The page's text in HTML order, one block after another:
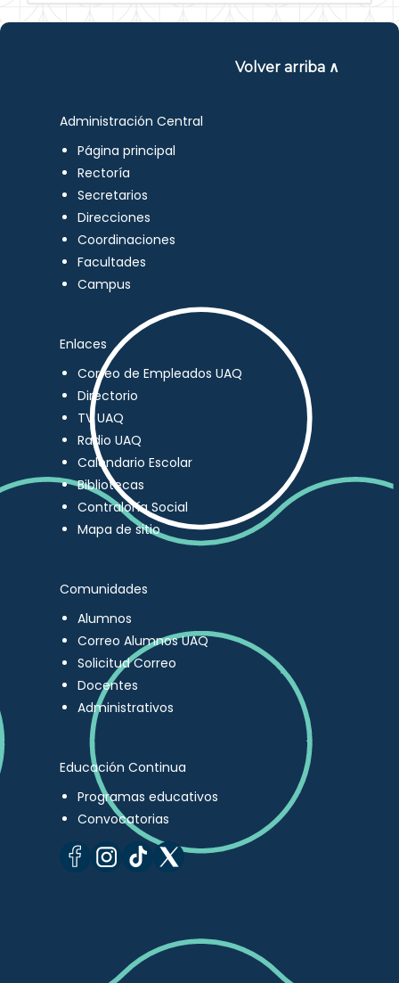
Volver arriba ∧
Administración Central
Página principal
Rectoría
Secretarios
Direcciones
Coordinaciones
Facultades
Campus
Enlaces
Correo de Empleados UAQ
Directorio
TV UAQ
Radio UAQ
Calendario Escolar
Bibliotecas
Contraloría Social
Mapa de sitio
Comunidades
Alumnos
Correo Alumnos UAQ
Solicitud Correo
Docentes
Administrativos
Educación Continua
Programas educativos
Convocatorias